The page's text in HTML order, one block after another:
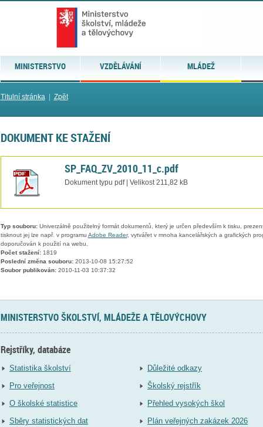
MINISTERSTVO VZDĚLÁVÁNÍ MLÁDEŽ
Titulní stránka| Zpět
DOKUMENT KE STAŽENÍ
SP_FAQ_ZV_2010_11_c.pdf
Dokument typu pdf | Velikost 211,82 kB
Typ souboru:Univerzálně použitelný formát dokumentů, který je určen především k tisku,
tisknout jej lze např. v programu Adobe Reader, vytvářet v mnoha kancelářských a grafických
doporučován k použití na webu.
Počet stažení:1819
Poslední změna souboru:2013-10-08 15:27:52
Soubor publikován:2010-11-03 10:37:32
MINISTERSTVO ŠKOLSTVÍ, MLÁDEŽE A TĚLOVÝCHOVY
Rejstříky, databáze
Statistika školství
Pro veřejnost
O školské statistice
Sběry statistických dat
Důležité odkazy
Školský rejstřík
Přehled vysokých škol
Plán veřejných zakázek 2026